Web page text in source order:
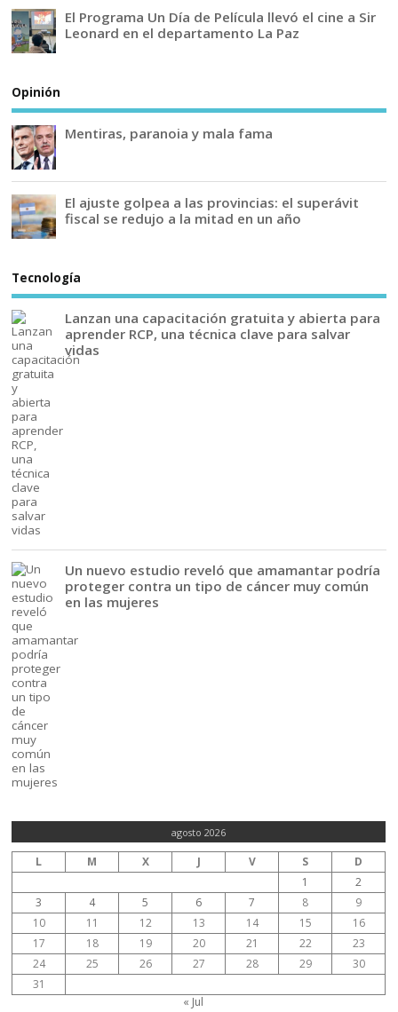
El Programa Un Día de Película llevó el cine a Sir
Leonard en el departamento La Paz
Opinión
Mentiras, paranoia y mala fama
El ajuste golpea a las provincias: el superávit
fiscal se redujo a la mitad en un año
Tecnología
Lanzan una capacitación gratuita y abierta para
aprender RCP, una técnica clave para salvar
vidas
Un nuevo estudio reveló que amamantar podría
proteger contra un tipo de cáncer muy común
en las mujeres
agosto 2026
L M X J V S
D
1
2
3
4 5 6 7 8
9
10
11 12 13 14 15
16
17
18 19 20 21 22
23
24
25 26 27 28 29
30
31
« Jul